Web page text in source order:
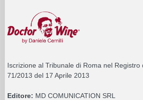
Iscrizione al Tribunale di Roma nel Registro
71/2013 del 17 Aprile 2013
Editore: MD COMUNICATION SRL